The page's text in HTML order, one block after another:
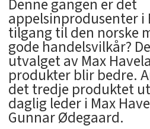
Denne gangen er det
appelsinprodusenter i
tilgang til den norske
gode handelsvilkår?
utvalget av Max
produkter blir bedre.
det tredje produktet
daglig leder i Max
Gunnar Ødegaard.